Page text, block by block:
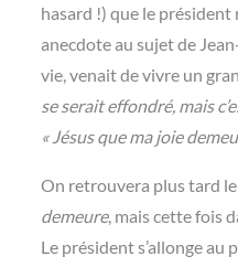
hasard !) que le
anecdote au sujet de
vie, venait de vivre un
se serait effondré, mais
« Jésus que ma joie
On retrouvera plus tard
demeure, mais cette fois
Le président s’allonge au